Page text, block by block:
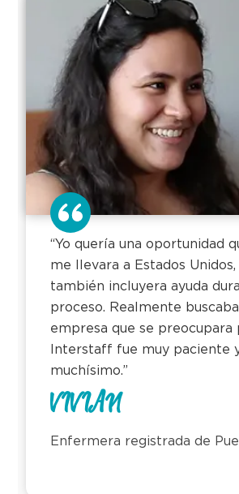
“Yo quería una oportunidad
me llevara a Estados Unidos,
también incluyera ayuda
proceso. Realmente
empresa que se preocupara
Interstaff fue muy paciente
muchísimo.”
VIVIAN
Enfermera registrada de